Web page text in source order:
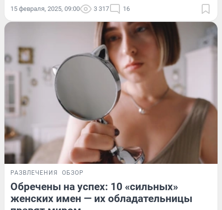
15 февраля, 2025, 09:00 3 317 16
РАЗВЛЕЧЕНИЯ ОБЗОР
Обречены на успех: 10 «сильных»
женских имен — их обладательницы